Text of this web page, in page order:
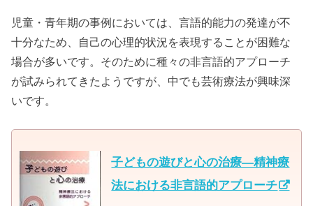
児童・青年期の事例においては、言語的能力の発達が不
十分なため、自己の心理的状況を表現することが困難な
場合が多いです。そのために種々の非言語的アプローチ
が試みられてきたようですが、中でも芸術療法が興味深
いです。
子どもの遊びと心の治療―精神療
法における非言語的アプローチ